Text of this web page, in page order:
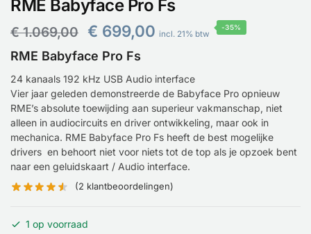
RME Babyface Pro Fs
€1.069,00 € 699,00 incl. 21% btw
-35%
RME Babyface Pro Fs
24 kanaals 192 kHz USB Audio interface
Vier jaar geleden demonstreerde de Babyface Pro opnieuw
RME’s absolute toewijding aan superieur vakmanschap, niet
alleen in audiocircuits en driver ontwikkeling, maar ook in
mechanica. RME Babyface Pro Fs heeft de best mogelijke
drivers en behoort niet voor niets tot de top als je opzoek bent
naar een geluidskaart / Audio interface.
(2 klantbeoordelingen)
1 op voorraad